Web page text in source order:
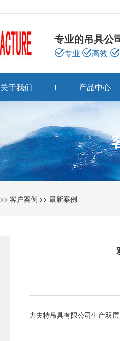
专业的吊具公
专业 高效
关于我们 产品中心
>> 客户案例 >> 最新案例
力夫特吊具有限公司生产双